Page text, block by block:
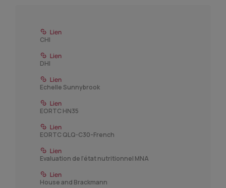
CHI
DHI
Echelle Sunnybrook
EORTC HN35
EORTC QLQ-C30-French
Evaluation de l’état nutritionnel MNA
House and Brackmann